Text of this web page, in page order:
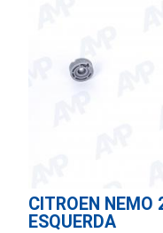
CITROEN NEMO
ESQUERDA